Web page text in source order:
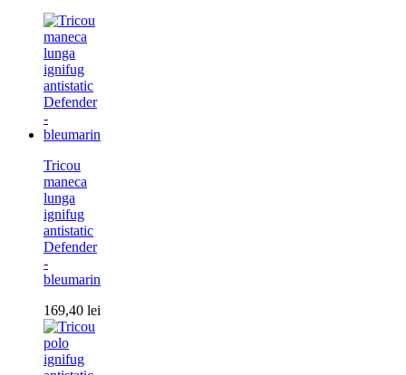
Tricou
maneca
lunga
ignifug
antistatic
Defender
-
bleumarin
169,40 lei